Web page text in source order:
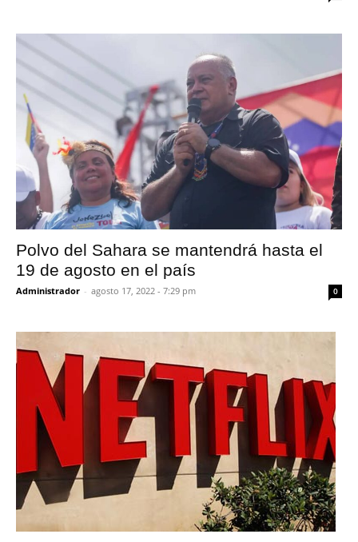
Polvo del Sahara se mantendrá hasta el
19 de agosto en el país
Administrador - agosto 17, 2022 - 7:29 pm 0